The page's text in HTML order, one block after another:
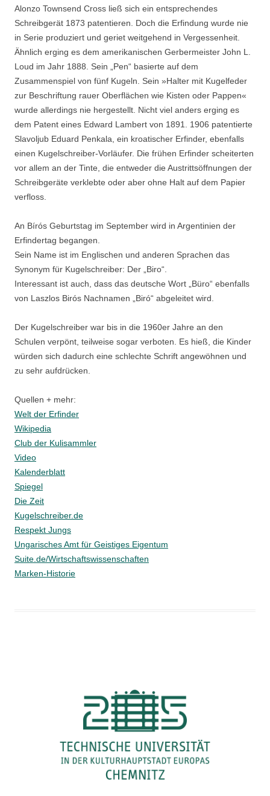
Alonzo Townsend Cross ließ sich ein entsprechendes
Schreibgerät 1873 patentieren. Doch die Erfindung wurde nie
in Serie produziert und geriet weitgehend in Vergessenheit.
Ähnlich erging es dem amerikanischen Gerbermeister John L.
Loud im Jahr 1888. Sein „Pen“ basierte auf dem
Zusammenspiel von fünf Kugeln. Sein »Halter mit Kugelfeder
zur Beschriftung rauer Oberflächen wie Kisten oder Pappen«
wurde allerdings nie hergestellt. Nicht viel anders erging es
dem Patent eines Edward Lambert von 1891. 1906 patentierte
Slavoljub Eduard Penkala, ein kroatischer Erfinder, ebenfalls
einen Kugelschreiber-Vorläufer. Die frühen Erfinder scheiterten
vor allem an der Tinte, die entweder die Austrittsöffnungen der
Schreibgeräte verklebte oder aber ohne Halt auf dem Papier
verfloss.
An Bírós Geburtstag im September wird in Argentinien der
Erfindertag begangen.
Sein Name ist im Englischen und anderen Sprachen das
Synonym für Kugelschreiber: Der „Biro“.
Interessant ist auch, dass das deutsche Wort „Büro“ ebenfalls
von Laszlos Birós Nachnamen „Biró“ abgeleitet wird.
Der Kugelschreiber war bis in die 1960er Jahre an den
Schulen verpönt, teilweise sogar verboten. Es hieß, die Kinder
würden sich dadurch eine schlechte Schrift angewöhnen und
zu sehr aufdrücken.
Quellen + mehr:
Welt der Erfinder
Wikipedia
Club der Kulisammler
Video
Kalenderblatt
Spiegel
Die Zeit
Kugelschreiber.de
Respekt Jungs
Ungarisches Amt für Geistiges Eigentum
Suite.de/Wirtschaftswissenschaften
Marken-Historie